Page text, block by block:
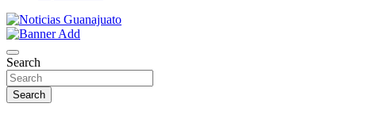
Noticias Guanajuato
Search
Search